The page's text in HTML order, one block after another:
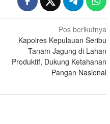
Pos berikutnya
Kapolres Kepulauan Seribu
Tanam Jagung di Lahan
Produktif, Dukung Ketahanan
Pangan Nasional